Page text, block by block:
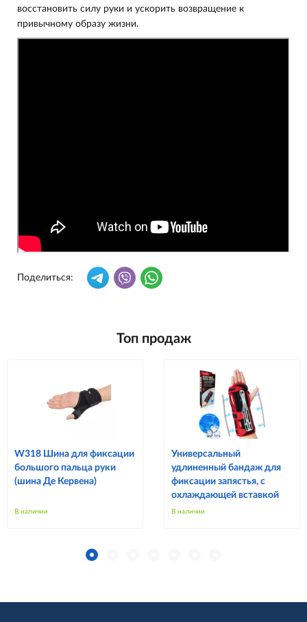
восстановить силу руки и ускорить возвращение к
привычному образу жизни.
Поделиться:
Топ продаж
W318 Шина для фиксации
большого пальца руки
(шина Де Кервена)
В наличии
Универсальный
удлиненный бандаж для
фиксации запястья, с
охлаждающей вставкой
В наличии